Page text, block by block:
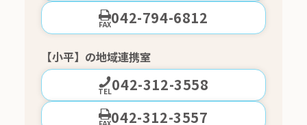
FAX042-794-6812
【小平】の地域連携室
TEL042-312-3558
042-312-3557